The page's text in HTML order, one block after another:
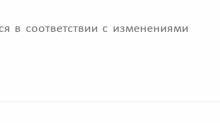
в соответствии с изменениями